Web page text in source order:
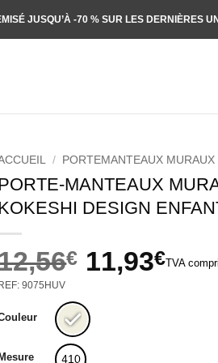
JUSQU’À -70 % SUR LES DERNIÈRES
/ PORTEMANTEAUX MURAUX
MANTEAUX
DESIGN
€
Le
11,93€
Le
TVA
9075HUV
Mesure 410